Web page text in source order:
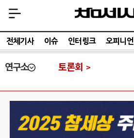
전체기사 이슈 인터링크 오피니언
연구소 토론회